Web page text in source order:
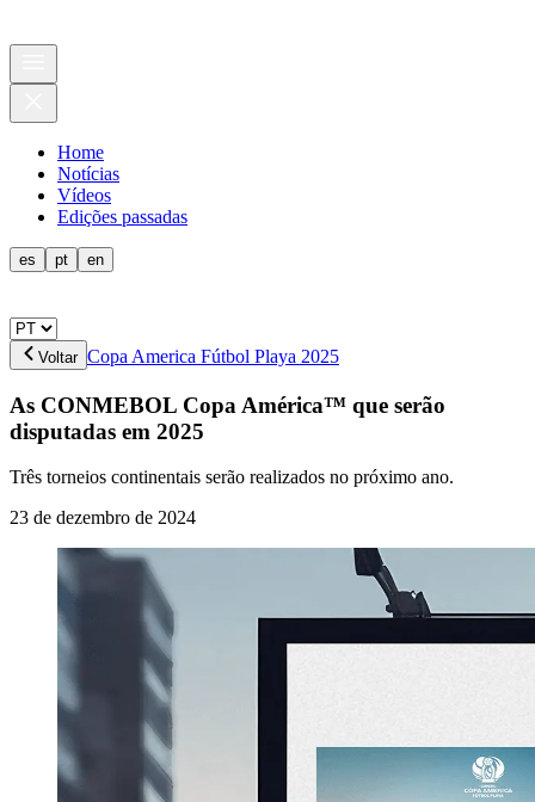
Home
Notícias
Vídeos
Edições passadas
es pt en
Voltar Copa America Fútbol Playa 2025
As CONMEBOL Copa América™ que serão
disputadas em 2025
Três torneios continentais serão realizados no próximo ano.
23 de dezembro de 2024